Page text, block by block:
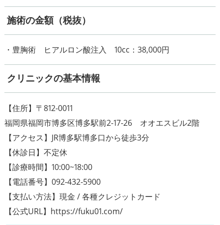
施術の金額（税抜）
・豊胸術 ヒアルロン酸注入 10cc：38,000円
クリニックの基本情報
【住所】〒812-0011
福岡県福岡市博多区博多駅前2-17-26 オオエスビル2階
【アクセス】JR博多駅博多口から徒歩3分
【休診日】不定休
【診療時間】10:00~18:00
【電話番号】092-432-5900
【支払い方法】現金 / 各種クレジットカード
【公式URL】https://fuku01.com/